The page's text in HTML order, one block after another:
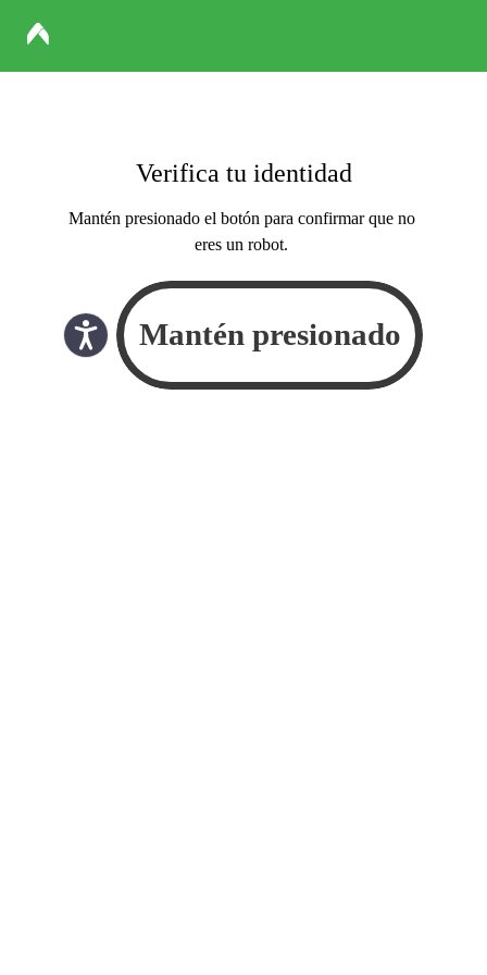
Verifica tu identidad
Mantén presionado el botón para confirmar que no
eres un robot.